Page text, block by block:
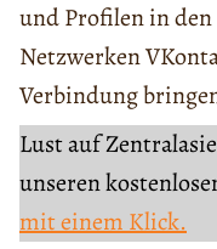
und Profilen in
Netzwerken
Verbindung
Lust auf
unseren
mit einem Klick.